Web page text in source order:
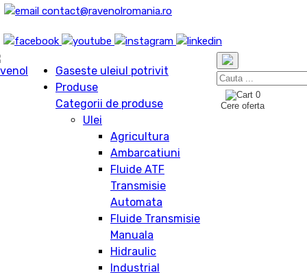
contact@ravenolromania.ro
Gaseste uleiul potrivit
Produse
Categorii de produse
Ulei
Agricultura
Ambarcatiuni
Fluide ATF
Transmisie
Automata
Fluide Transmisie
Manuala
Hidraulic
Industrial
0
Cere oferta